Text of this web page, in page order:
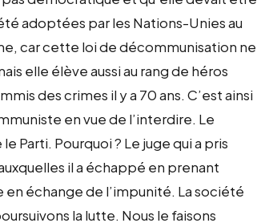
adoptées par les Nations-Unies au
car cette loi de décommunisation ne
elle élève aussi au rang de héros
des crimes il y a 70 ans. C’est ainsi
en vue de l’interdire. Le
Parti. Pourquoi ? Le juge qui a pris
il a échappé en prenant
échange de l’impunité. La société
la lutte. Nous le faisons